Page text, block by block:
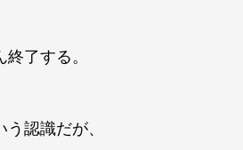
了する。
認識だが、